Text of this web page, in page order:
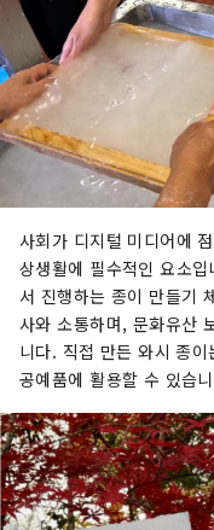
사회가 디지털 미디어에
상생활에 필수적인 요소
서 진행하는 종이 만들기
사와 소통하며, 문화유산
니다. 직접 만든 와시 종
공예품에 활용할 수 있습